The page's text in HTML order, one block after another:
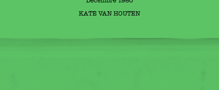
KATE VAN HOUTEN